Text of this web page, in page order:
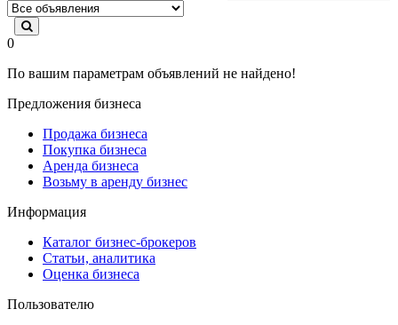
0
По вашим параметрам объявлений не найдено!
Предложения бизнеса
Продажа бизнеса
Покупка бизнеса
Аренда бизнеса
Возьму в аренду бизнес
Информация
Каталог бизнес-брокеров
Статьи, аналитика
Оценка бизнеса
Пользователю